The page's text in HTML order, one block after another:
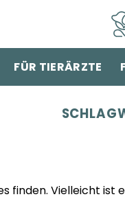
FÜR TIERÄRZTE
finden. Vielleicht ist